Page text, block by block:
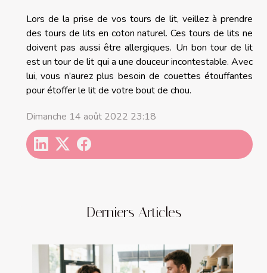
Derniers Articles
Lors de la prise de vos tours de lit, veillez à prendre
des tours de lits en coton naturel. Ces tours de lits ne
doivent pas aussi être allergiques. Un bon tour de lit
est un tour de lit qui a une douceur incontestable. Avec
lui, vous n’aurez plus besoin de couettes étouffantes
pour étoffer le lit de votre bout de chou.
Dimanche 14 août 2022 23:18